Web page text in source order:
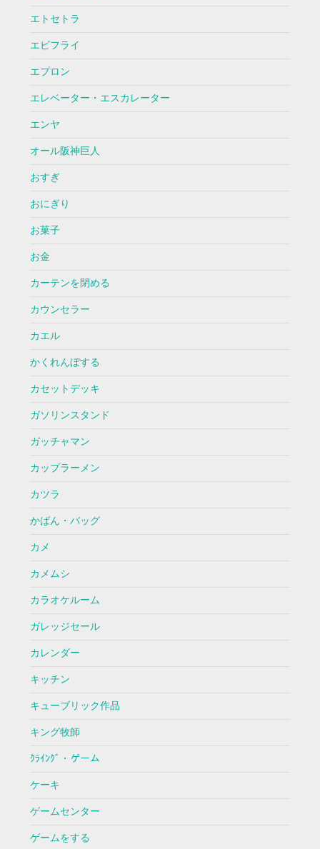
エトセトラ
エビフライ
エプロン
エレベーター・エスカレーター
エンヤ
オール阪神巨人
おすぎ
おにぎり
お菓子
お金
カーテンを閉める
カウンセラー
カエル
かくれんぼする
カセットデッキ
ガソリンスタンド
ガッチャマン
カップラーメン
カツラ
かばん・バッグ
カメ
カメムシ
カラオケルーム
ガレッジセール
カレンダー
キッチン
キューブリック作品
キング牧師
ｸﾗｲﾝｸﾞ・ゲーム
ケーキ
ゲームセンター
ゲームをする